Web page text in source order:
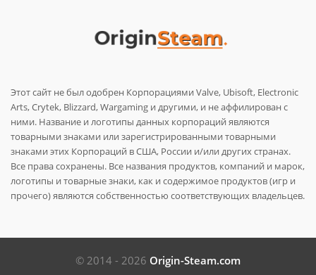
Этот сайт не был одобрен Корпорациями Valve, Ubisoft, Electronic
Arts, Crytek, Blizzard, Wargaming и другими, и не аффилирован с
ними. Название и логотипы данных корпораций являются
товарными знаками или зарегистрированными товарными
знаками этих Корпораций в США, России и/или других странах.
Все права сохранены. Все названия продуктов, компаний и марок,
логотипы и товарные знаки, как и содержимое продуктов (игр и
прочего) являются собственностью соответствующих владельцев.
© 2014 - 2026 Origin-Steam.com